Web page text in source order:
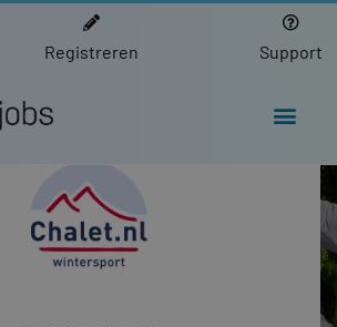
Registreren Support